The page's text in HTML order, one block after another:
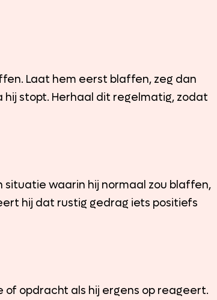
Laat hem eerst blaffen, zeg dan
hij stopt. Herhaal dit regelmatig, zodat
situatie waarin hij normaal zou blaffen,
hij dat rustig gedrag iets positiefs
opdracht als hij ergens op reageert.